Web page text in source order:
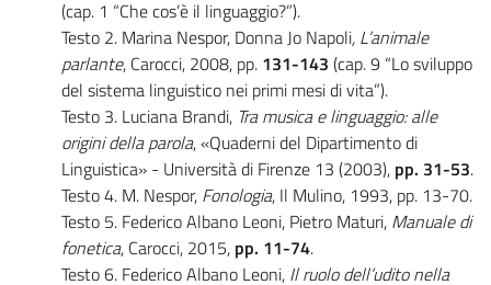
(cap. 1 “Che cos’è il linguaggio?”).
Testo 2. Marina Nespor, Donna Jo Napoli, L’animale
parlante, Carocci, 2008, pp. 131-143 (cap. 9 “Lo sviluppo
del sistema linguistico nei primi mesi di vita”).
Testo 3. Luciana Brandi, Tra musica e linguaggio: alle
origini della parola, «Quaderni del Dipartimento di
Linguistica» - Università di Firenze 13 (2003), pp. 31-53.
Testo 4. M. Nespor, Fonologia, Il Mulino, 1993, pp. 13-70.
Testo 5. Federico Albano Leoni, Pietro Maturi, Manuale di
fonetica, Carocci, 2015, pp. 11-74.
Testo 6. Federico Albano Leoni, Il ruolo dell’udito nella